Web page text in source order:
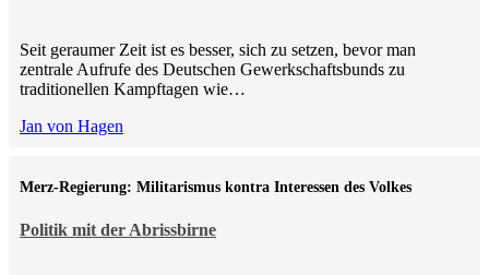
Seit geraumer Zeit ist es besser, sich zu setzen, bevor man
zentrale Aufrufe des Deutschen Gewerkschaftsbunds zu
traditionellen Kampftagen wie…
Jan von Hagen
Politik mit der Abrissbirne
Merz-Regierung: Militarismus kontra Inte­ressen des Volkes